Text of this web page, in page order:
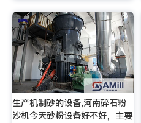
生产机制砂的设备,河南碎石粉
沙机今天砂粉设备好不好，主要